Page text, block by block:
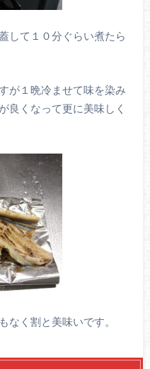
して１０分ぐらい煮たら
が１晩冷ませて味を染み
良くなって更に美味しく
なく割と美味いです。